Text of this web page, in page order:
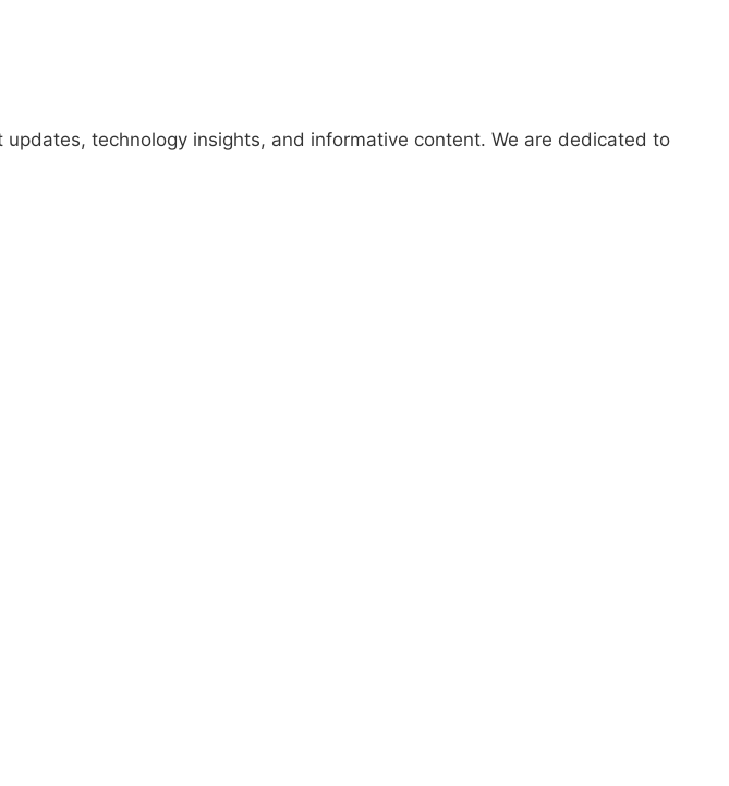
technology insights, and informative content. We are dedicated to